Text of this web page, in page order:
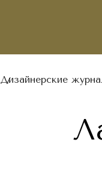
Дизайнерские